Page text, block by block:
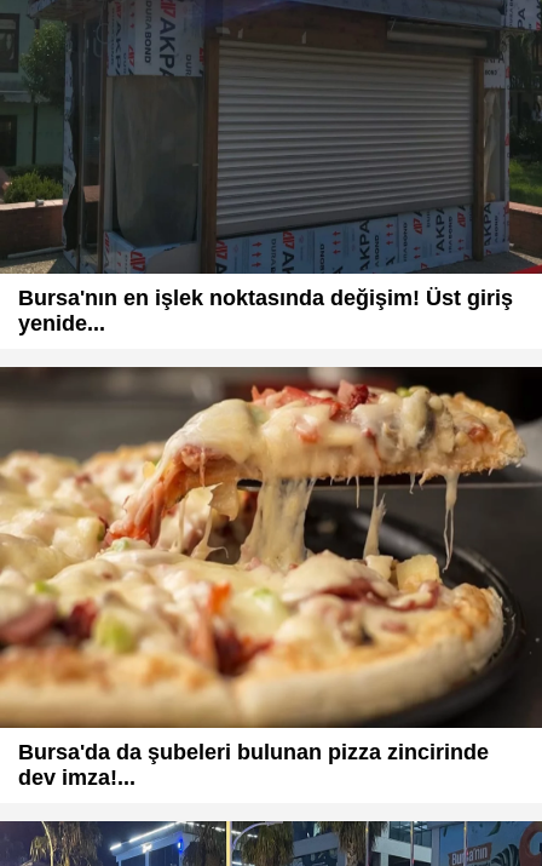
Bursa'nın en işlek noktasında değişim! Üst giriş
yenide...
Bursa'da da şubeleri bulunan pizza zincirinde
dev imza!...